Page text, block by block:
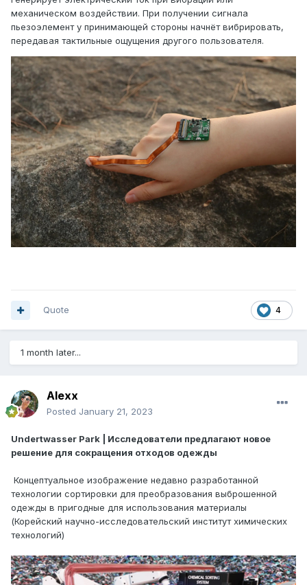
механическом воздействии. При получении сигнала
пьезоэлемент у принимающей стороны начнёт вибрировать,
передавая тактильные ощущения другого пользователя.
4
Quote
1 month later...
Alexx
Posted January 21, 2023
Undertwasser Park | Исследователи предлагают новое
решение для сокращения отходов одежды
Концептуальное изображение недавно разработанной
технологии сортировки для преобразования выброшенной
одежды в пригодные для использования материалы
(Корейский научно-исследовательский институт химических
технологий)